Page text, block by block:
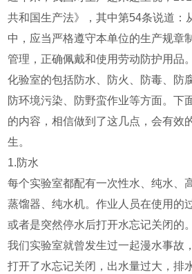
共和国生产法》，其中第54条说道：
中，应当严格遵守本单位的生产规章
管理，正确佩戴和使用劳动防护用品
化验室的包括防水、防火、防毒、防
防环境污染、防野蛮作业等方面。下
的内容，相信做到了这几点，会有效
生。
1.防水
每个实验室都配有一次性水、纯水、
蒸馏器、纯水机。作业人员在使用的
或者是突然停水后打开水忘记关闭的。
我们实验室就曾发生过一起漫水事故
打开了水忘记关闭，出水量过大，排